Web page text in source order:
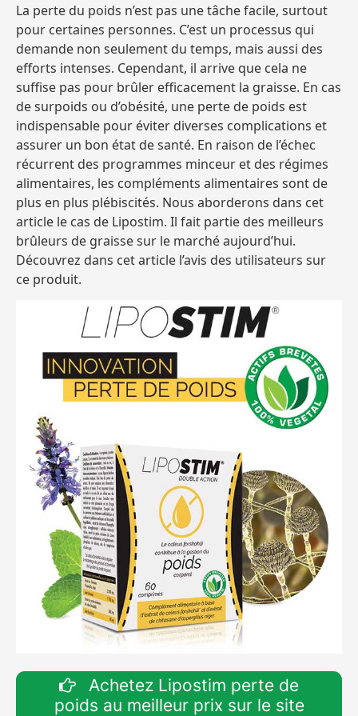
La perte du poids n’est pas une tâche facile, surtout
pour certaines personnes. C’est un processus qui
demande non seulement du temps, mais aussi des
efforts intenses. Cependant, il arrive que cela ne
suffise pas pour brûler efficacement la graisse. En cas
de surpoids ou d’obésité, une perte de poids est
indispensable pour éviter diverses complications et
assurer un bon état de santé. En raison de l’échec
récurrent des programmes minceur et des régimes
alimentaires, les compléments alimentaires sont de
plus en plus plébiscités. Nous aborderons dans cet
article le cas de Lipostim. Il fait partie des meilleurs
brûleurs de graisse sur le marché aujourd’hui.
Découvrez dans cet article l’avis des utilisateurs sur
ce produit.
Achetez Lipostim perte de
poids au meilleur prix sur le site